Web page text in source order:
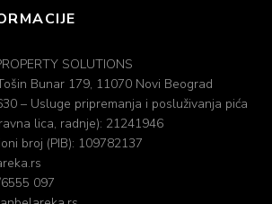
SOLUTIONS
Bunar 179, 11070 Novi Beograd
– Usluge pripremanja i posluživanja pića
lica, radnje): 21241946
broj (PIB): 109782137
097